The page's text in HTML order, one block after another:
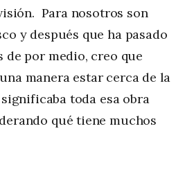
Para nosotros son
y después que ha pasado
de por medio, creo que
manera estar cerca de la
toda esa obra
qué tiene muchos